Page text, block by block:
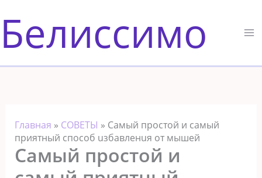
к
содержимому
Белиссимо
Главная » СОВЕТЫ » Самый простой и самый
приятный способ uзбавленuя от мышей
Самый простой и